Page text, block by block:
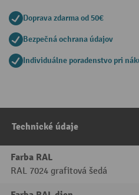
Doprava zdarma od 50€
Bezpečná ochrana údajov
Individuálne poradenstvo pri
Technické údaje
Farba RAL
RAL 7024 grafitová šedá